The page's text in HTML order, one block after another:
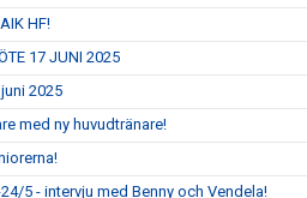
HF!
17 JUNI 2025
2025
med ny huvudtränare!
5 - intervju med Benny och Vendela!